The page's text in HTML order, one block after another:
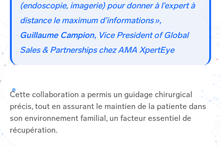
(endoscopie, imagerie) pour donner à l’expert à
distance le maximum d’informations »,
Guillaume Campion, Vice President of Global
Sales & Partnerships chez AMA XpertEye
Cette collaboration a permis un guidage chirurgical
précis, tout en assurant le maintien de la patiente dans
son environnement familial, un facteur essentiel de
récupération.